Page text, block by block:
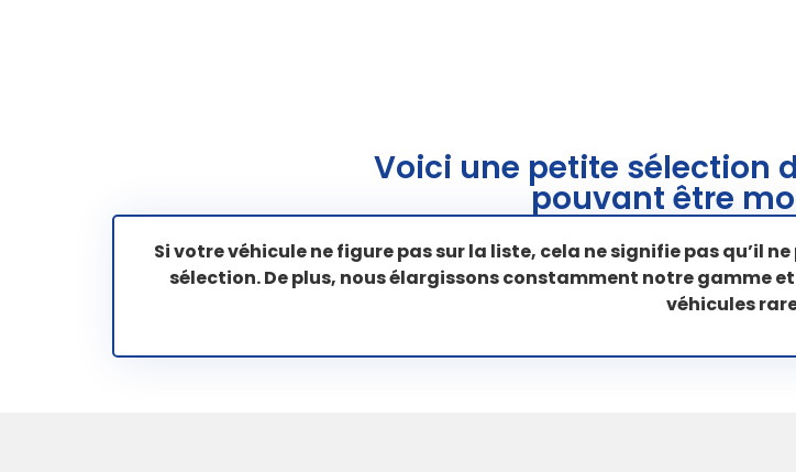
Voici une petite sélection
pouvant être
Si votre véhicule ne figure pas sur la liste, cela ne signifie pas qu’il
sélection. De plus, nous élargissons constamment notre gamme
véhicules